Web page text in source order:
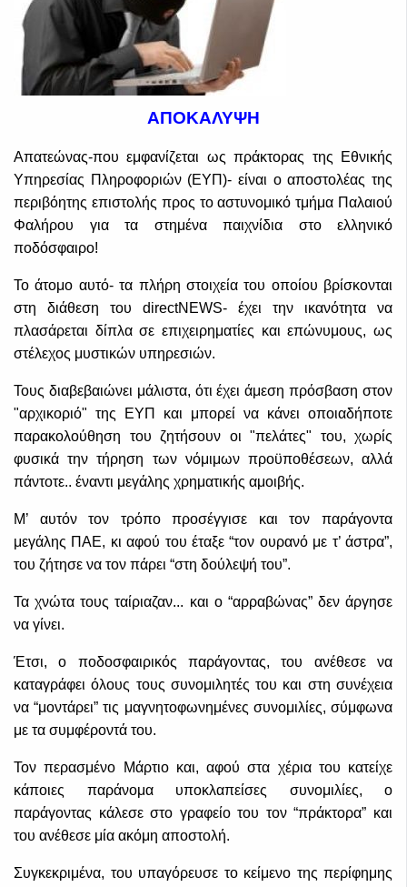
ΑΠΟΚΑΛΥΨΗ
Απατεώνας-που εμφανίζεται ως πράκτορας της Εθνικής
Υπηρεσίας Πληροφοριών (ΕΥΠ)- είναι ο αποστολέας της
περιβόητης επιστολής προς το αστυνομικό τμήμα Παλαιού
Φαλήρου για τα στημένα παιχνίδια στο ελληνικό
ποδόσφαιρο!
Το άτομο αυτό- τα πλήρη στοιχεία του οποίου βρίσκονται
στη διάθεση του directNEWS- έχει την ικανότητα να
πλασάρεται δίπλα σε επιχειρηματίες και επώνυμους, ως
στέλεχος μυστικών υπηρεσιών.
Τους διαβεβαιώνει μάλιστα, ότι έχει άμεση πρόσβαση στον
"αρχικοριό" της ΕΥΠ και μπορεί να κάνει οποιαδήποτε
παρακολούθηση του ζητήσουν οι "πελάτες" του, χωρίς
φυσικά την τήρηση των νόμιμων προϋποθέσεων, αλλά
πάντοτε.. έναντι μεγάλης χρηματικής αμοιβής.
Μ’ αυτόν τον τρόπο προσέγγισε και τον παράγοντα
μεγάλης ΠΑΕ, κι αφού του έταξε “τον ουρανό με τ’ άστρα”,
του ζήτησε να τον πάρει “στη δούλεψή του”.
Τα χνώτα τους ταίριαζαν... και ο “αρραβώνας” δεν άργησε
να γίνει.
Έτσι, ο ποδοσφαιρικός παράγοντας, του ανέθεσε να
καταγράφει όλους τους συνομιλητές του και στη συνέχεια
να “μοντάρει” τις μαγνητοφωνημένες συνομιλίες, σύμφωνα
με τα συμφέροντά του.
Τον περασμένο Μάρτιο και, αφού στα χέρια του κατείχε
κάποιες παράνομα υποκλαπείσες συνομιλίες, ο
παράγοντας κάλεσε στο γραφείο του τον “πράκτορα” και
του ανέθεσε μία ακόμη αποστολή.
Συγκεκριμένα, του υπαγόρευσε το κείμενο της περίφημης